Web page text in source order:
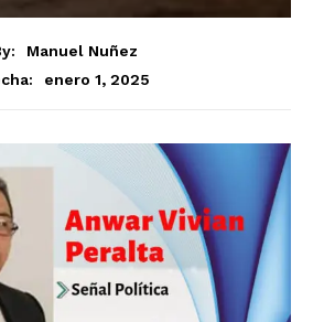
Manuel Nuñez
enero 1, 2025